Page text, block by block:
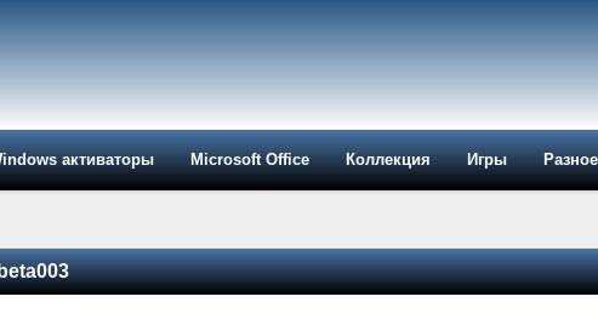
активаторы Microsoft Office Коллекция Игры Разное